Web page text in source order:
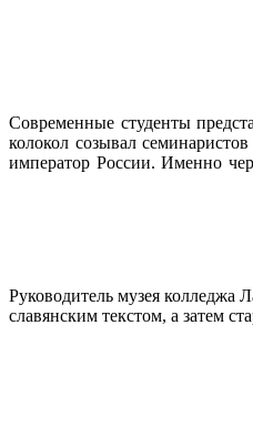
Современные студенты
колокол созывал
император России. Именно
Руководитель музея колледжа
славянским текстом, а затем